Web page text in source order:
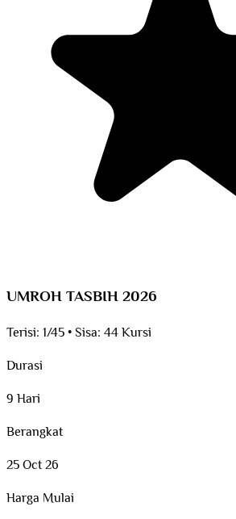
UMROH TASBIH 2026
Terisi: 1/45•Sisa: 44 Kursi
Durasi
9 Hari
Berangkat
25 Oct 26
Harga Mulai